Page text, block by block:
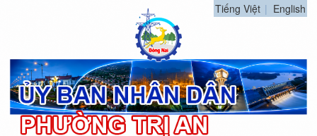
Tiếng Việt English